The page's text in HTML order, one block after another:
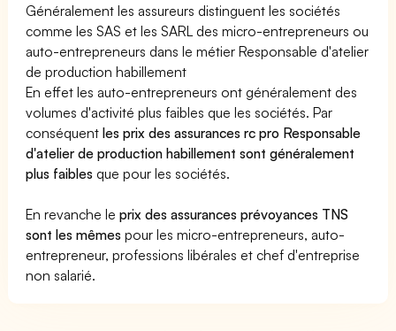
Généralement les assureurs distinguent les sociétés
comme les SAS et les SARL des micro-entrepreneurs ou
auto-entrepreneurs dans le métier Responsable d'atelier
de production habillement
En effet les auto-entrepreneurs ont généralement des
volumes d'activité plus faibles que les sociétés. Par
conséquentles prix des assurances rc pro Responsable
d'atelier de production habillement sont généralement
plus faibles que pour les sociétés.
En revanche leprix des assurances prévoyances TNS
sont les mêmes pour les micro-entrepreneurs, auto-
entrepreneur, professions libérales et chef d'entreprise
non salarié.